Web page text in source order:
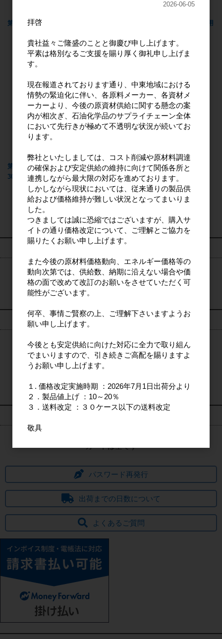
第一薬用ハンドソープ 本体250ml
第一食器用洗剤泡スプレー 詰替用
第一食器用洗剤泡スプレー 本体
300ml
検索
ログイン
ログイン
新規会員登録
カートは空です
パスワード再発行
出荷までの日数について
よくあるご質問
2026-06-05
拝啓
貴社益々ご隆盛のことと御慶び申し上げます。
平素は格別なるご支援を賜り厚く御礼申し上げま
す。
現在報道されております通り、中東地域における
情勢の緊迫化に伴い、各原料メーカー、各資材メ
ーカーより、今後の原資材供給に関する懸念の案
内が相次ぎ、石油化学品のサプライチェーン全体
において先行きが極めて不透明な状況が続いてお
ります。
弊社といたしましては、コスト削減や原材料調達
の確保および安定供給の維持に向けて関係各所と
連携しながら最大限の対応を進めております。
しかしながら現状においては、従来通りの製品供
給および価格維持が難しい状況となってまいりま
した。
つきましては誠に恐縮ではございますが、購入サ
イトの通り価格改定について、ご理解とご協力を
賜りたくお願い申し上げます。
また今後の原材料価格動向、エネルギー価格等の
動向次第では、供給数、納期に沿えない場合や価
格の面で改めて改訂のお願いをさせていただく可
能性がございます。
何卒、事情ご賢察の上、ご理解下さいますようお
願い申し上げます。
今後とも安定供給に向けた対応に全力で取り組ん
でまいりますので、引き続きご高配を賜りますよ
うお願い申し上げます。
１. 価格改定実施時期 ：2026年7月1日出荷分より
２．製品値上げ ：10～20％
３．送料改定 ：３０ケース以下の送料改定
敬具